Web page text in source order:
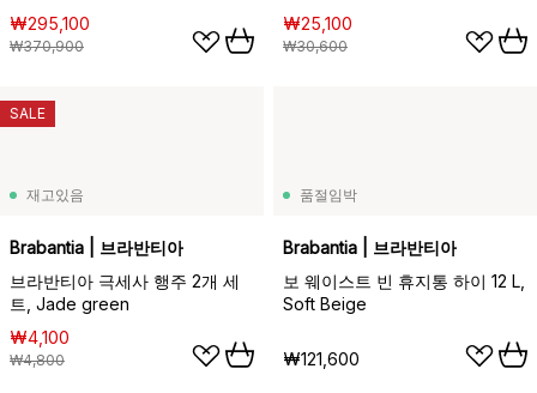
₩295,100
₩370,900
₩25,100
₩30,600
재고있음
Brabantia | 브라반티아
브라반티아 극세사 행주 2개 세
트, Jade green
₩4,100
₩4,800
SALE
품절임박
Brabantia | 브라반티아
보 웨이스트 빈 휴지통 하이 12 L,
Soft Beige
₩121,600